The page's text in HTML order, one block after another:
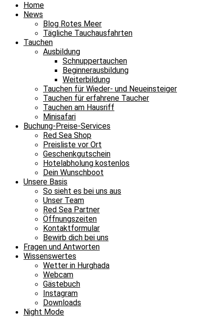
Home
News
Blog Rotes Meer
Tägliche Tauchausfahrten
Tauchen
Ausbildung
Schnuppertauchen
Beginnerausbildung
Weiterbildung
Tauchen für Wieder- und Neueinsteiger
Tauchen für erfahrene Taucher
Tauchen am Hausriff
Minisafari
Buchung-Preise-Services
Red Sea Shop
Preisliste vor Ort
Geschenkgutschein
Hotelabholung kostenlos
Dein Wunschboot
Unsere Basis
So sieht es bei uns aus
Unser Team
Red Sea Partner
Öffnungszeiten
Kontaktformular
Bewirb dich bei uns
Fragen und Antworten
Wissenswertes
Wetter in Hurghada
Webcam
Gästebuch
Instagram
Downloads
Night Mode